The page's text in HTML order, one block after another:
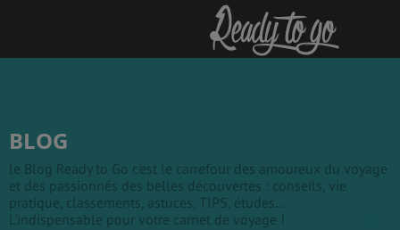
BLOG
le Blog Ready to Go c'est le carrefour des amoureux du voyage
et des passionnés des belles découvertes : conseils, vie
pratique, classements, astuces, TIPS, études...
L'indispensable pour votre carnet de voyage !